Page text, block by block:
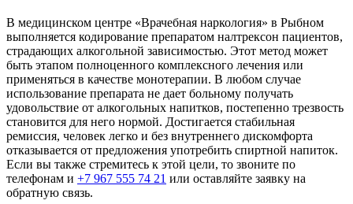
В медицинском центре «Врачебная наркология» в Рыбном
выполняется кодирование препаратом налтрексон пациентов,
страдающих алкогольной зависимостью. Этот метод может
быть этапом полноценного комплексного лечения или
применяться в качестве монотерапии. В любом случае
использование препарата не дает больному получать
удовольствие от алкогольных напитков, постепенно трезвость
становится для него нормой. Достигается стабильная
ремиссия, человек легко и без внутреннего дискомфорта
отказывается от предложения употребить спиртной напиток.
Если вы также стремитесь к этой цели, то звоните по
телефонам и +7 967 555 74 21 или оставляйте заявку на
обратную связь.